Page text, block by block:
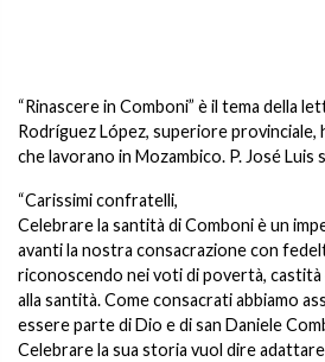
“Rinascere in Comboni” è il tema della
Rodríguez López, superiore
che lavorano in Mozambico. P. José Luis
“Carissimi confratelli,
Celebrare la santità di Comboni è un
avanti la nostra consacrazione con
riconoscendo nei voti di povertà, castità
alla santità. Come consacrati abbiamo
essere parte di Dio e di san Daniele
Celebrare la sua storia vuol dire adattare